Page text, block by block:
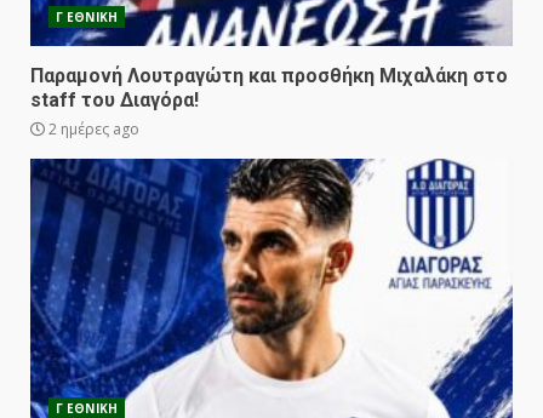
Γ ΕΘΝΙΚΗ
Παραμονή Λουτραγώτη και προσθήκη Μιχαλάκη στο
staff του Διαγόρα!
2 ημέρες ago
Γ ΕΘΝΙΚΗ